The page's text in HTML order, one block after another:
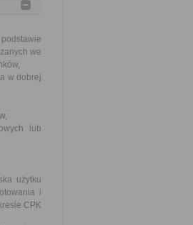
we
w dobrej
lub
użytku
i
CPK